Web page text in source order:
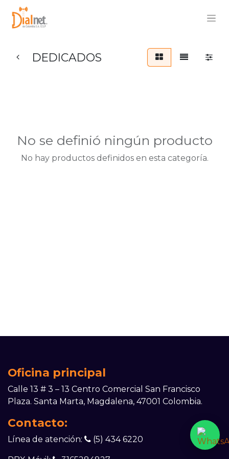
DEDICADOS
No se definió ningún producto
No hay productos definidos en esta categoría.
Oficina principal
Calle 13 # 3 – 13 Centro Comercial San Francisco
Plaza. Sa​nta Marta, Magdalena, 47001 Colombia.
Contacto:
Línea de atención: (5) 434 6220